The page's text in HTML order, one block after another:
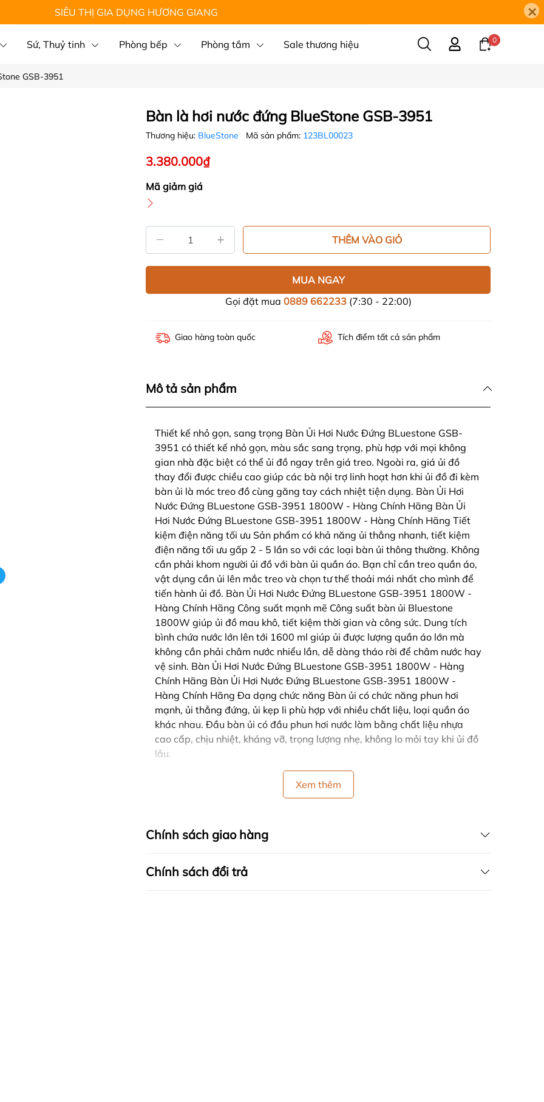
SIÊU THỊ GIA DỤNG HƯƠNG GIANG ×
Sứ, Thuỷ tinh Phòng bếp Phòng tắm Sale thương hiệu 0
GSB-3951
Bàn là hơi nước đứng BlueStone GSB-3951
Thương hiệu: BlueStone Mã sản phẩm: 123BL00023
3.380.000₫
Mã giảm giá
THÊM VÀO GIỎ
MUA NGAY
Gọi đặt mua 0889 662233(7:30 - 22:00)
Giao hàng toàn quốc Tích điểm tất cả sản phẩm
Mô tả sản phẩm
Thiết kế nhỏ gọn, sang trọng Bàn Ủi Hơi Nước Đứng BLuestone GSB-
3951 có thiết kế nhỏ gọn, màu sắc sang trọng, phù hợp với mọi không
gian nhà đặc biệt có thể ủi đồ ngay trên giá treo. Ngoài ra, giá ủi đồ
thay đổi được chiều cao giúp các bà nội trợ linh hoạt hơn khi ủi đồ đi kèm
bàn ủi là móc treo đồ cùng găng tay cách nhiệt tiện dụng. Bàn Ủi Hơi
Nước Đứng BLuestone GSB-3951 1800W - Hàng Chính Hãng Bàn Ủi
Hơi Nước Đứng BLuestone GSB-3951 1800W - Hàng Chính Hãng Tiết
kiệm điện năng tối ưu Sản phẩm có khả năng ủi thẳng nhanh, tiết kiệm
điện năng tối ưu gấp 2 - 5 lần so với các loại bàn ủi thông thường. Không
cần phải khom người ủi đồ với bàn ủi quần áo. Bạn chỉ cần treo quần áo,
vật dụng cần ủi lên mắc treo và chọn tư thế thoải mái nhất cho mình để
tiến hành ủi đồ. Bàn Ủi Hơi Nước Đứng BLuestone GSB-3951 1800W -
Hàng Chính Hãng Công suất mạnh mẽ Công suất bàn ủi Bluestone
1800W giúp ủi đồ mau khô, tiết kiệm thời gian và công sức. Dung tích
bình chứa nước lớn lên tới 1600 ml giúp ủi được lượng quần áo lớn mà
không cần phải châm nước nhiểu lần, dễ dàng tháo rời để châm nước hay
vệ sinh. Bàn Ủi Hơi Nước Đứng BLuestone GSB-3951 1800W - Hàng
Chính Hãng Bàn Ủi Hơi Nước Đứng BLuestone GSB-3951 1800W -
Hàng Chính Hãng Đa dạng chức năng Bàn ủi có chức năng phun hơi
mạnh, ủi thẳng đứng, ủi kẹp li phù hợp với nhiều chất liệu, loại quần áo
khác nhau. Đầu bàn ủi có đầu phun hơi nước làm bằng chất liệu nhựa
cao cấp, chịu nhiệt, kháng vỡ, trọng lượng nhẹ, không lo mỏi tay khi ủi đồ
lâu.
Xem thêm
Chính sách giao hàng
Chính sách đổi trả